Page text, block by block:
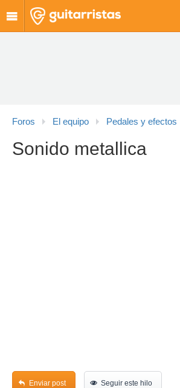
Foros El equipo Pedales y efectos
Sonido metallica
Enviar post Seguir este hilo